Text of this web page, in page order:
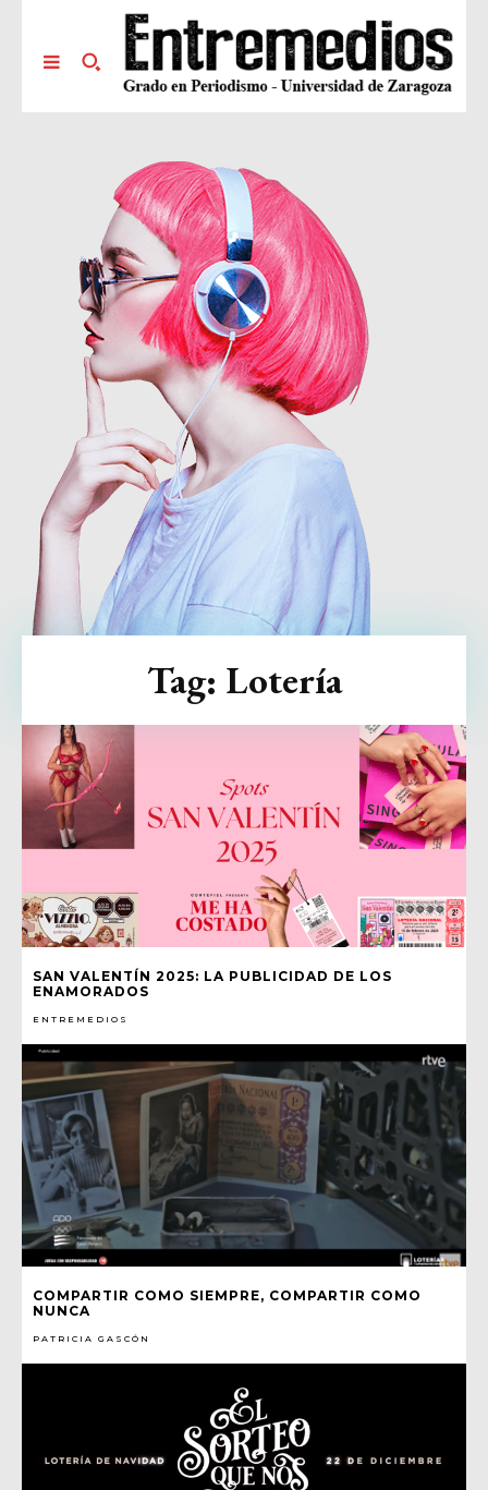
SAN VALENTÍN 2025: LA PUBLICIDAD DE LOS
ENAMORADOS
ENTREMEDIOS
COMPARTIR COMO SIEMPRE, COMPARTIR COMO
NUNCA
PATRICIA GASCÓN
Tag: Lotería